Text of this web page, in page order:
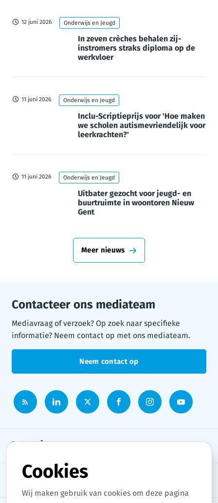
12 juni 2026 Onderwijs en Jeugd
In zeven crèches behalen zij-
instromers straks diploma op de
werkvloer
11 juni 2026 Onderwijs en Jeugd
Inclu-Scriptieprijs voor 'Hoe maken
we scholen autismevriendelijk voor
leerkrachten?'
11 juni 2026 Onderwijs en Jeugd
Uitbater gezocht voor jeugd- en
buurtruimte in woontoren Nieuw
Gent
Meer nieuws
Contacteer ons mediateam
Mediavraag of verzoek? Op zoek naar specifieke
informatie? Neem contact op met ons mediateam.
Neem contact op
Persruimte
Onderwerpen
Cookies
Wij maken gebruik van cookies om deze pagina